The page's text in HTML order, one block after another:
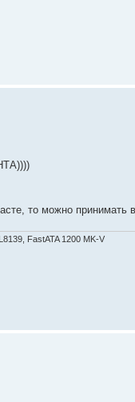
то можно принимать
FastATA 1200 MK-V